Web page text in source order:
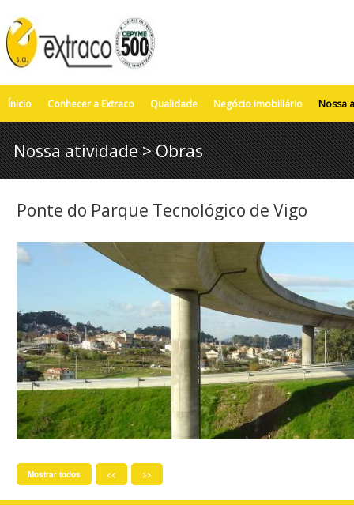
Ínicio Conhecer a Extraco Qualidade Negócio imobiliário Nossa
Nossa atividade > Obras
Ponte do Parque Tecnológico de Vigo
Mostrar todos << >>